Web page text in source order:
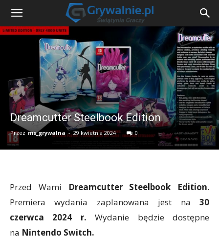
Dreamcutter Steelbook Edition
Przez ms_grywalna - 29 kwietnia 2024 0
Przed Wami Dreamcutter Steelbook Edition.
Premiera wydania zaplanowana jest na 30
czerwca 2024 r. Wydanie będzie dostępne
na Nintendo Switch.